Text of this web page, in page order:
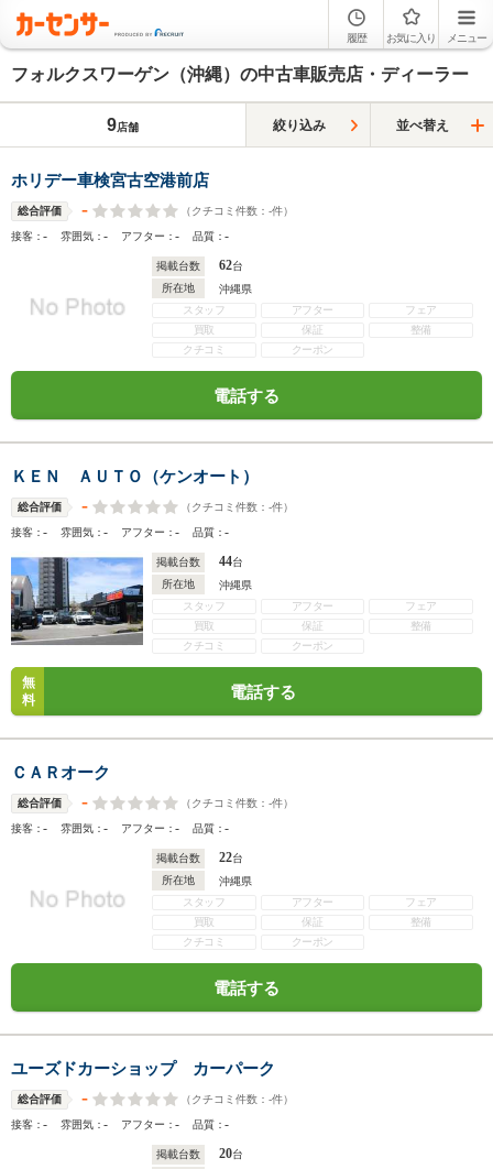
履歴 お気に入り メニュー
フォルクスワーゲン（沖縄）の中古車販売店・ディーラー
9店舗 絞り込み 並べ替え
ホリデー車検宮古空港前店
総合評価 - （クチコミ件数： -件）
接客：- 雰囲気：- アフター：- 品質：-
掲載台数 62台
所在地
沖縄県
スタッフ
アフター
フェア
買取
保証
整備
クチコミ
クーポン
電話する
ＫＥＮ ＡＵＴＯ（ケンオート）
総合評価 - （クチコミ件数： -件）
接客：- 雰囲気：- アフター：- 品質：-
掲載台数 44台
所在地
沖縄県
スタッフ
アフター
フェア
買取
保証
整備
クチコミ
クーポン
無
料
電話する
ＣＡＲオーク
総合評価 - （クチコミ件数： -件）
接客：- 雰囲気：- アフター：- 品質：-
掲載台数 22台
所在地
沖縄県
スタッフ
アフター
フェア
買取
保証
整備
クチコミ
クーポン
電話する
ユーズドカーショップ カーパーク
総合評価 - （クチコミ件数： -件）
接客：- 雰囲気：- アフター：- 品質：-
掲載台数 20台